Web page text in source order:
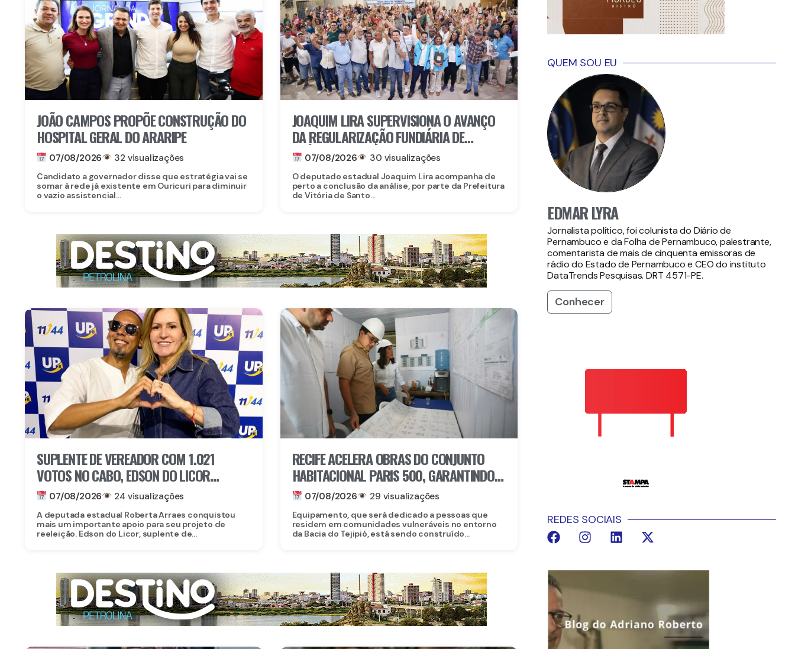
JOÃO CAMPOS PROPÕE CONSTRUÇÃO DO
HOSPITAL GERAL DO ARARIPE
07/08/2026 32 visualizações
Candidato a governador disse que estratégia vai se
somar à rede já existente em Ouricuri para diminuir
o vazio assistencial...
JOAQUIM LIRA SUPERVISIONA O AVANÇO
DA REGULARIZAÇÃO FUNDIÁRIA DE
IMÓVEIS EM VITÓRIA DE SANTO ANTÃO
07/08/2026 30 visualizações
O deputado estadual Joaquim Lira acompanha de
perto a conclusão da análise, por parte da Prefeitura
de Vitória de Santo...
SUPLENTE DE VEREADOR COM 1.021
VOTOS NO CABO, EDSON DO LICOR
DECLARA APOIO A ROBERTA ARRAES
07/08/2026 24 visualizações
A deputada estadual Roberta Arraes conquistou
mais um importante apoio para seu projeto de
reeleição. Edson do Licor, suplente de...
RECIFE ACELERA OBRAS DO CONJUNTO
HABITACIONAL PARIS 500, GARANTINDO
80 NOVAS MORADIAS
07/08/2026 29 visualizações
Equipamento, que será dedicado a pessoas que
residem em comunidades vulneráveis no entorno
da Bacia do Tejipió, está sendo construído...
QUEM SOU EU
EDMAR LYRA
Jornalista político, foi colunista do Diário de
Pernambuco e da Folha de Pernambuco, palestrante,
comentarista de mais de cinquenta emissoras de
rádio do Estado de Pernambuco e CEO do instituto
DataTrends Pesquisas. DRT 4571-PE.
Conhecer
REDES SOCIAIS